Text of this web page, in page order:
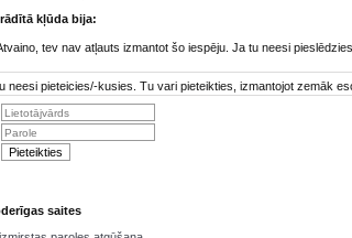
kļūda bija:
tev nav atļauts izmantot šo iespēju. Ja tu neesi
neesi pieteicies/-kusies. Tu vari pieteikties, izmantojot zemāk
saites